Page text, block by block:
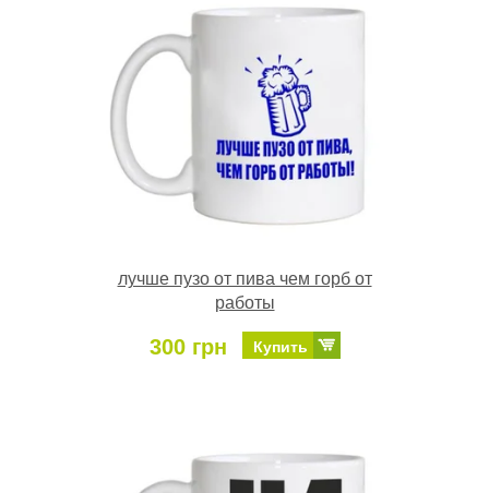
лучше пузо от пива чем горб от
работы
300 грн Купить